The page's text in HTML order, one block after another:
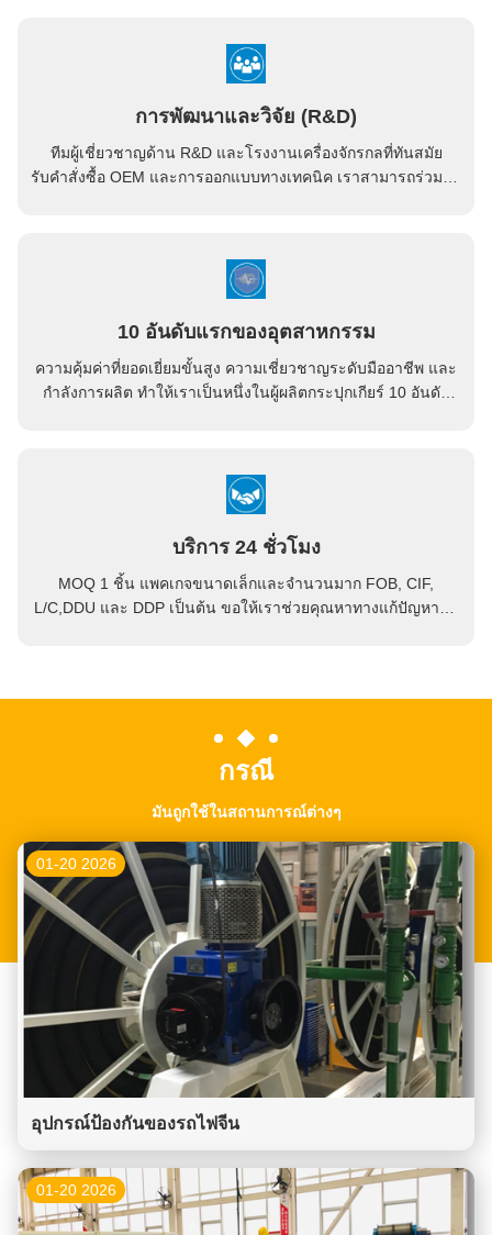
การพัฒนาและวิจัย (R&D)
ทีมผู้เชี่ยวชาญด้าน R&D และโรงงานเครื่องจักรกลที่ทันสมัย
รับคำสั่งซื้อ OEM และการออกแบบทางเทคนิค เราสามารถร่วมมือ
10 อันดับแรกของอุตสาหกรรม
ความคุ้มค่าที่ยอดเยี่ยมขั้นสูง ความเชี่ยวชาญระดับมืออาชีพ และ
กำลังการผลิต ทำให้เราเป็นหนึ่งในผู้ผลิตกระปุกเกียร์ 10 อันดับ
บริการ 24 ชั่วโมง
MOQ 1 ชิ้น แพคเกจขนาดเล็กและจํานวนมาก FOB, CIF,
L/C,DDU และ DDP เป็นต้น ขอให้เราช่วยคุณหาทางแก้ปัญหาที่ดี
กรณี
มันถูกใช้ในสถานการณ์ต่างๆ
01-20 2026
อุปกรณ์ป้องกันของรถไฟจีน
01-20 2026